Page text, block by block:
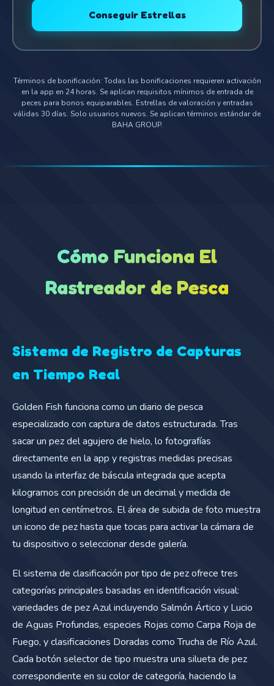
Conseguir Estrellas
Términos de bonificación: Todas las bonificaciones requieren activación
en la app en 24 horas. Se aplican requisitos mínimos de entrada de
peces para bonos equiparables. Estrellas de valoración y entradas
válidas 30 días. Solo usuarios nuevos. Se aplican términos estándar de
BAHA GROUP.
Cómo Funciona El
Rastreador de Pesca
Sistema de Registro de Capturas
en Tiempo Real
Golden Fish funciona como un diario de pesca
especializado con captura de datos estructurada. Tras
sacar un pez del agujero de hielo, lo fotografías
directamente en la app y registras medidas precisas
usando la interfaz de báscula integrada que acepta
kilogramos con precisión de un decimal y medida de
longitud en centímetros. El área de subida de foto muestra
un icono de pez hasta que tocas para activar la cámara de
tu dispositivo o seleccionar desde galería.
El sistema de clasificación por tipo de pez ofrece tres
categorías principales basadas en identificación visual:
variedades de pez Azul incluyendo Salmón Ártico y Lucio
de Aguas Profundas, especies Rojas como Carpa Roja de
Fuego, y clasificaciones Doradas como Trucha de Río Azul.
Cada botón selector de tipo muestra una silueta de pez
correspondiente en su color de categoría, haciendo la